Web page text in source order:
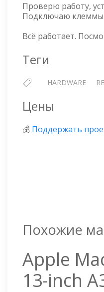
Проверю работу,
Подключаю клеммы.
Всё работает.
Теги
HARDWARE
Цены
💰 Поддержать
Похожие
Apple
13-inch